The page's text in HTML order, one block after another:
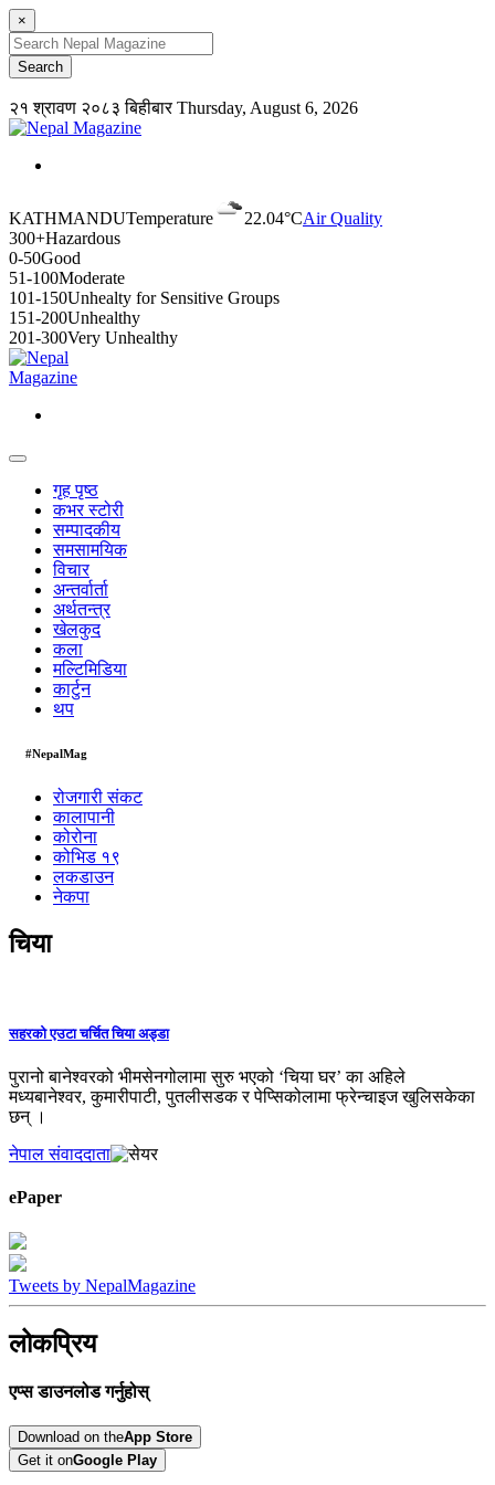
×
२१ श्रावण २०८३ बिहीबारThursday, August 6, 2026
KATHMANDUTemperature 22.04°CAir Quality
300+Hazardous
0-50Good
51-100Moderate
101-150Unhealty for Sensitive Groups
151-200Unhealthy
201-300Very Unhealthy
गृह पृष्ठ
कभर स्टोरी
सम्पादकीय
समसामयिक
विचार
अन्तर्वार्ता
अर्थतन्त्र
खेलकुद
कला
मल्टिमिडिया
कार्टुन
थप
#NepalMag
रोजगारी संकट
कालापानी
कोरोना
कोभिड १९
लकडाउन
नेकपा
चिया
सहरको एउटा चर्चित चिया अड्डा
पुरानो बानेश्वरको भीमसेनगोलामा सुरु भएको ‘चिया घर’ का अहिले
मध्यबानेश्वर, कुमारीपाटी, पुतलीसडक र पेप्सिकोलामा फ्रेन्चाइज खुलिसकेका
छन् ।
नेपाल संवाददाता
ePaper
Tweets by NepalMagazine
लोकप्रिय
एप्स डाउनलोड गर्नुहोस्
Download on theApp Store
Get it onGoogle Play